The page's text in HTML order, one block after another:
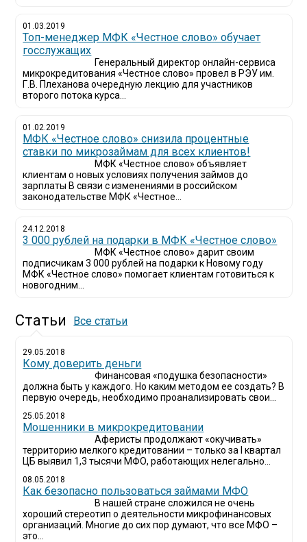
01.03.2019
Топ-менеджер МФК «Честное слово» обучает
госслужащих
Генеральный директор онлайн-сервиса
микрокредитования «Честное слово» провел в РЭУ им.
Г.В. Плеханова очередную лекцию для участников
второго потока курса...
01.02.2019
МФК «Честное слово» снизила процентные
ставки по микрозаймам для всех клиентов!
МФК «Честное слово» объявляет
клиентам о новых условиях получения займов до
зарплаты В связи с изменениями в российском
законодательстве МФК «Честное...
24.12.2018
3 000 рублей на подарки в МФК «Честное слово»
МФК «Честное слово» дарит своим
подписчикам 3 000 рублей на подарки к Новому году
МФК «Честное слово» помогает клиентам готовиться к
новогодним...
Статьи Все статьи
29.05.2018
Кому доверить деньги
Финансовая «подушка безопасности»
должна быть у каждого. Но каким методом ее создать? В
первую очередь, необходимо проанализировать свои...
25.05.2018
Мошенники в микрокредитовании
Аферисты продолжают «окучивать»
территорию мелкого кредитовании – только за I квартал
ЦБ выявил 1,3 тысячи МФО, работающих нелегально...
08.05.2018
Как безопасно пользоваться займами МФО
В нашей стране сложился не очень
хороший стереотип о деятельности микрофинансовых
организаций. Многие до сих пор думают, что все МФО –
это...